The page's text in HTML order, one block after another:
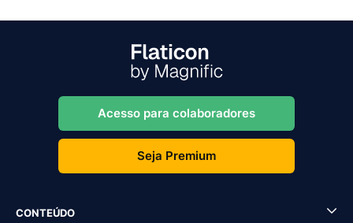
Acesso para colaboradores
Seja Premium
CONTEÚDO